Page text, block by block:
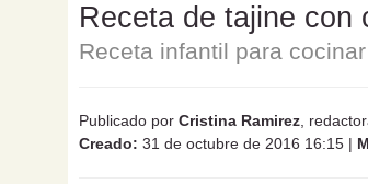
Receta de tajine con
Receta infantil para
Publicado por Cristina Ramirez ,
Creado: 31 de octubre de 2016 16:15 |